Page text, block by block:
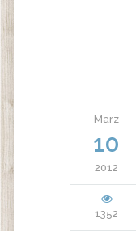
März
10
2012
1352